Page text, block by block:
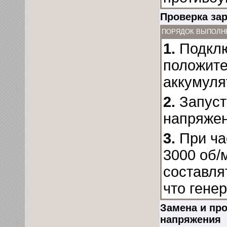
Проверка
ПОРЯДОК
1.
2.
3. При
3000 об/
что
Замена и
напряжения